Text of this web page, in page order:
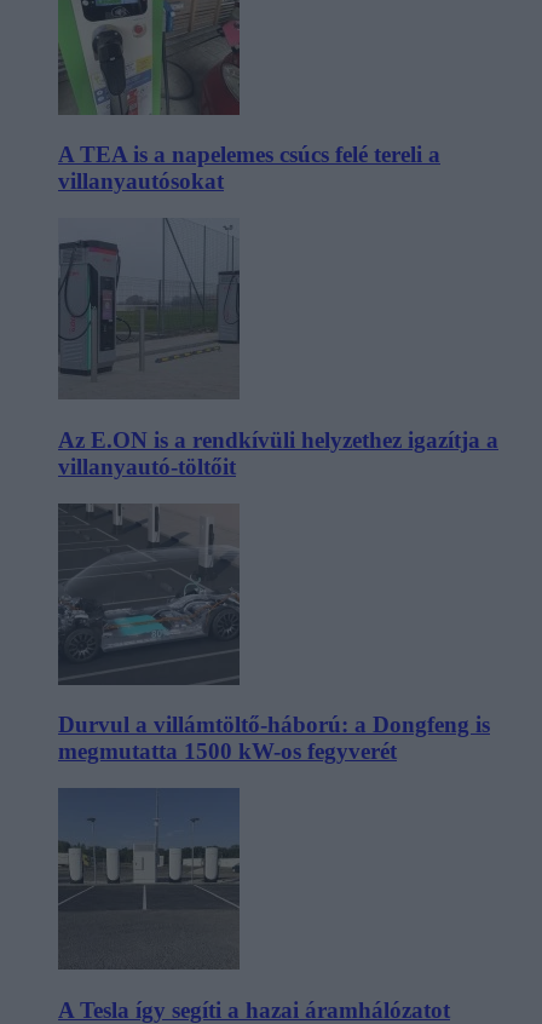
A TEA is a napelemes csúcs felé tereli a
villanyautósokat
Az E.ON is a rendkívüli helyzethez igazítja a
villanyautó-töltőit
Durvul a villámtöltő-háború: a Dongfeng is
megmutatta 1500 kW-os fegyverét
A Tesla így segíti a hazai áramhálózatot